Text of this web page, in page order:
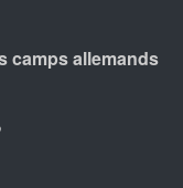
camps allemands